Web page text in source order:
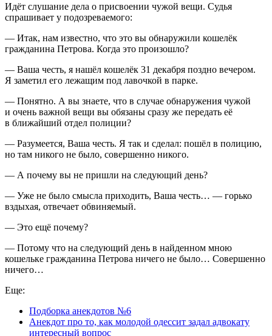
Идёт слушание дела о присвоении чужой вещи. Судья
спрашивает у подозреваемого:
— Итак, нам известно, что это вы обнаружили кошелёк
гражданина Петрова. Когда это произошло?
— Ваша честь, я нашёл кошелёк 31 декабря поздно вечером.
Я заметил его лежащим под лавочкой в парке.
— Понятно. А вы знаете, что в случае обнаружения чужой
и очень важной вещи вы обязаны сразу же передать её
в ближайший отдел полиции?
— Разумеется, Ваша честь. Я так и сделал: пошёл в полицию,
но там никого не было, совершенно никого.
— А почему вы не пришли на следующий день?
— Уже не было смысла приходить, Ваша честь… — горько
вздыхая, отвечает обвиняемый.
— Это ещё почему?
— Потому что на следующий день в найденном мною
кошельке гражданина Петрова ничего не было… Совершенно
ничего…
Еще:
Подборка анекдотов №6
Анекдот про то, как молодой одессит задал адвокату
интересный вопрос